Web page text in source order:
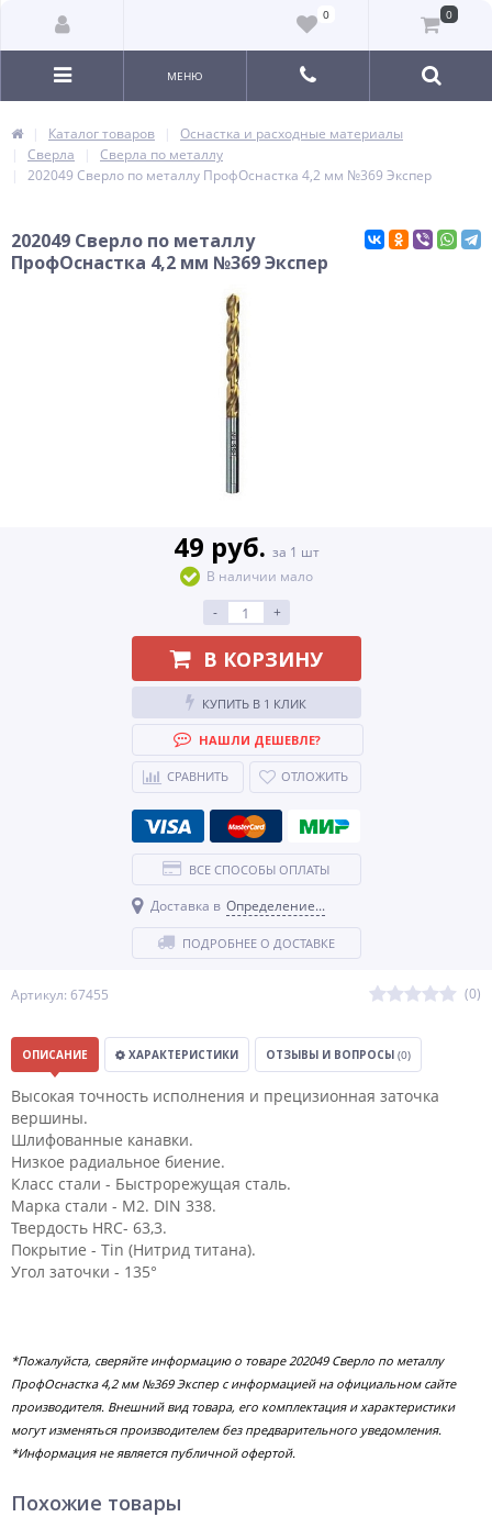
0 0
МЕНЮ
Каталог товаров
Оснастка и расходные материалы
Сверла
Сверла по металлу
202049 Сверло по металлу ПрофОснастка 4,2 мм №369 Экспер
202049 Сверло по металлу
ПрофОснастка 4,2 мм №369 Экспер
Артикул: 67455 (0)
49 руб. за 1 шт
В наличии мало
-
+
В КОРЗИНУ
КУПИТЬ В 1 КЛИК
НАШЛИ ДЕШЕВЛЕ?
СРАВНИТЬ ОТЛОЖИТЬ
ВСЕ СПОСОБЫ ОПЛАТЫ
Доставка в Определение...
ПОДРОБНЕЕ О ДОСТАВКЕ
ОПИСАНИЕ ХАРАКТЕРИСТИКИ ОТЗЫВЫ И ВОПРОСЫ (0)
Высокая точность исполнения и прецизионная заточка
вершины.
Шлифованные канавки.
Низкое радиальное биение.
Класс стали - Быстрорежущая сталь.
Марка стали - M2. DIN 338.
Твердость HRC- 63,3.
Покрытие - Tin (Нитрид титана).
Угол заточки - 135°
*Пожалуйста, сверяйте информацию о товаре 202049 Сверло по металлу
ПрофОснастка 4,2 мм №369 Экспер с информацией на официальном сайте
производителя. Внешний вид товара, его комплектация и характеристики
могут изменяться производителем без предварительного уведомления.
*Информация не является публичной офертой.
Похожие товары